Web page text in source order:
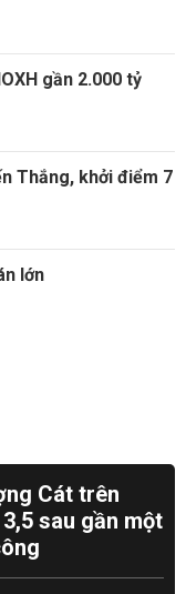
gần 2.000 tỷ
Thắng, khởi điểm 7
lớn
Cát trên
sau gần một